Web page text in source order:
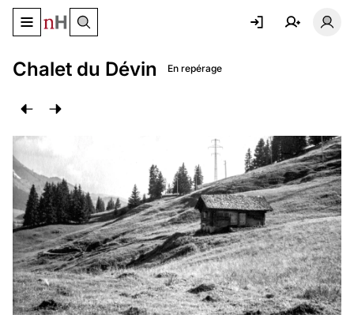
Basculer le menu de navigation
Chalet du Dévin En repérage